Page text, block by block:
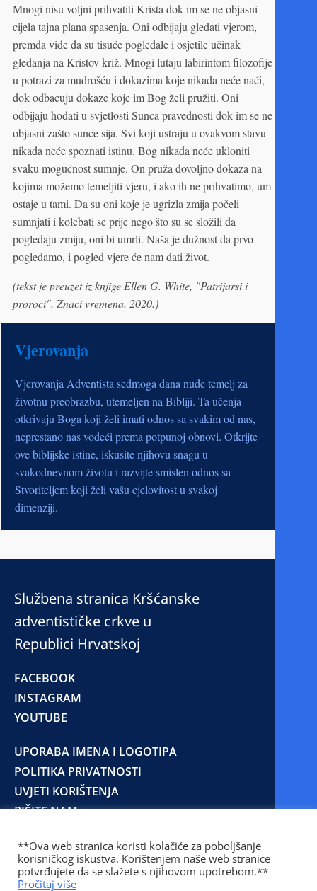
Mnogi nisu voljni prihvatiti Krista dok im se ne objasni
cijela tajna plana spasenja. Oni odbijaju gledati vjerom,
premda vide da su tisuće pogledale i osjetile učinak
gledanja na Kristov križ. Mnogi lutaju labirintom filozofije
u potrazi za mudrošću i dokazima koje nikada neće naći,
dok odbacuju dokaze koje im Bog želi pružiti. Oni
odbijaju hodati u svjetlosti Sunca pravednosti dok im se ne
objasni zašto sunce sija. Svi koji ustraju u ovakvom stavu
nikada neće spoznati istinu. Bog nikada neće ukloniti
svaku mogućnost sumnje. On pruža dovoljno dokaza na
kojima možemo temeljiti vjeru, i ako ih ne prihvatimo, um
ostaje u tami. Da su oni koje je ugrizla zmija počeli
sumnjati i kolebati se prije nego što su se složili da
pogledaju zmiju, oni bi umrli. Naša je dužnost da prvo
pogledamo, i pogled vjere će nam dati život.
(tekst je preuzet iz knjige Ellen G. White, "Patrijarsi i
proroci", Znaci vremena, 2020.)
Vjerovanja
Vjerovanja Adventista sedmoga dana nude temelj za
životnu preobrazbu, utemeljen na Bibliji. Ta učenja
otkrivaju Boga koji želi imati odnos sa svakim od nas,
neprestano nas vodeći prema potpunoj obnovi. Otkrijte
ove biblijske istine, iskusite njihovu snagu u
svakodnevnom životu i razvijte smislen odnos sa
Stvoriteljem koji želi vašu cjelovitost u svakoj
dimenziji.
Službena stranica Kršćanske
adventističke crkve u
Republici Hrvatskoj
FACEBOOK
INSTAGRAM
YOUTUBE
UPORABA IMENA I LOGOTIPA
POLITIKA PRIVATNOSTI
UVJETI KORIŠTENJA
PIŠITE NAM
© 2025 Copyright © 2023 Kršćanska adventistička
crkva u Republici Hrvatskoj
**Ova web stranica koristi kolačiće za poboljšanje
korisničkog iskustva. Korištenjem naše web stranice
potvrđujete da se slažete s njihovom upotrebom.**
Pročitaj više